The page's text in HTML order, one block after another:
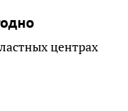
центрах